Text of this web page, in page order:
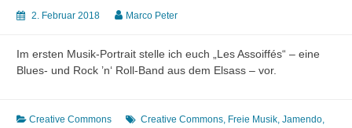
2. Februar 2018 Marco Peter
Im ersten Musik-Portrait stelle ich euch „Les Assoiffés“ – eine
Blues- und Rock ’n‘ Roll-Band aus dem Elsass – vor.
Creative Commons Creative Commons, Freie Musik, Jamendo,